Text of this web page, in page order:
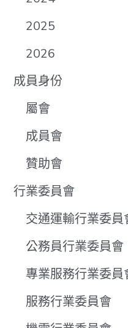
2025
2026
成員身份
屬會
成員會
贊助會
行業委員會
交通運輸行業委員
公務員行業委員會
專業服務行業委員
服務行業委員會